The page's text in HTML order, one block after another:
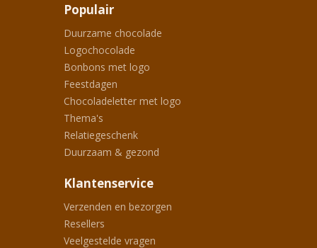
Populair
Duurzame chocolade
Logochocolade
Bonbons met logo
Feestdagen
Chocoladeletter met logo
Thema's
Relatiegeschenk
Duurzaam & gezond
Klantenservice
Verzenden en bezorgen
Resellers
Veelgestelde vragen